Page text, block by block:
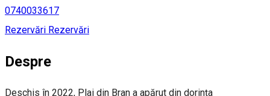
0740033617
Rezervări Rezervări
Despre
Deschis în 2022, Plai din Bran a apărut din dorința